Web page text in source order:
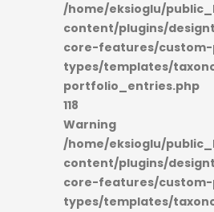
/home/eksioglu/
content/plugins/
core-features/
types/templates/
portfolio_entries.php
118
Warning
/home/eksioglu/
content/plugins/
core-features/
types/templates/